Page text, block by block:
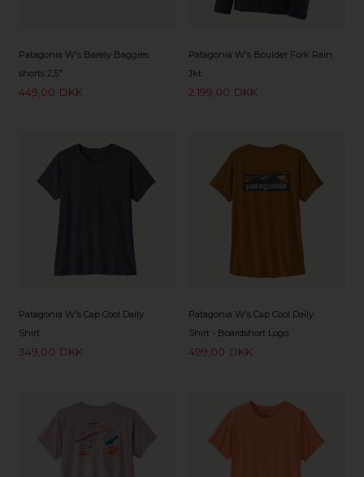
Patagonia W's Barely Baggies
shorts 2,5"
449,00 DKK
Patagonia W's Boulder Fork Rain
Jkt
2.199,00 DKK
Patagonia W's Cap Cool Daily
Shirt
349,00 DKK
Patagonia W's Cap Cool Daily
Shirt - Boardshort Logo
499,00 DKK